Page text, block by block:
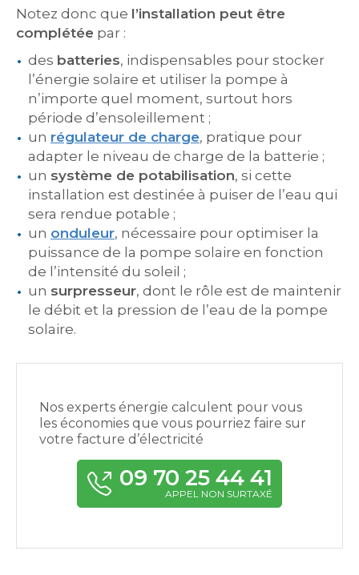
Notez donc que l’installation peut être
complétée par :
des batteries, indispensables pour stocker
l’énergie solaire et utiliser la pompe à
n’importe quel moment, surtout hors
période d’ensoleillement ;
un régulateur de charge, pratique pour
adapter le niveau de charge de la batterie ;
un système de potabilisation, si cette
installation est destinée à puiser de l’eau qui
sera rendue potable ;
un onduleur, nécessaire pour optimiser la
puissance de la pompe solaire en fonction
de l’intensité du soleil ;
un surpresseur, dont le rôle est de maintenir
le débit et la pression de l’eau de la pompe
solaire.
Nos experts énergie calculent pour vous
les économies que vous pourriez faire sur
votre facture d’électricité
09 70 25 44 41
APPEL NON SURTAXÉ